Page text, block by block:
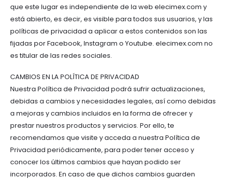
que este lugar es independiente de la web elecimex.com y
está abierto, es decir, es visible para todos sus usuarios, y las
políticas de privacidad a aplicar a estos contenidos son las
fijadas por Facebook, Instagram o Youtube. elecimex.com no
es titular de las redes sociales.
CAMBIOS EN LA POLÍTICA DE PRIVACIDAD
Nuestra Política de Privacidad podrá sufrir actualizaciones,
debidas a cambios y necesidades legales, así como debidas
a mejoras y cambios incluidos en la forma de ofrecer y
prestar nuestros productos y servicios. Por ello, te
recomendamos que visite y acceda a nuestra Política de
Privacidad periódicamente, para poder tener acceso y
conocer los últimos cambios que hayan podido ser
incorporados. En caso de que dichos cambios guarden